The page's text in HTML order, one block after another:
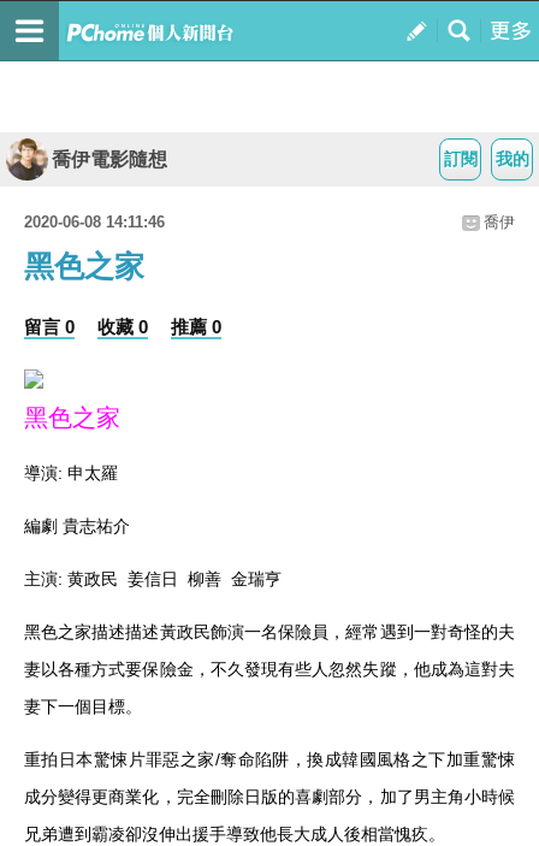
我的
訂閱
喬伊電影隨想
2020-06-08 14:11:46 喬伊
黑色之家
留言 0 收藏 0 推薦 0
黑色之家
導演: 申太羅
編劇 貴志祐介
主演: 黄政民 姜信日 柳善 金瑞亨
黑色之家描述描述黃政民飾演一名保險員，經常遇到一對奇怪的夫
妻以各種方式要保險金，不久發現有些人忽然失蹤，他成為這對夫
妻下一個目標。
重拍日本驚悚片罪惡之家/奪命陷阱，換成韓國風格之下加重驚悚
成分變得更商業化，完全刪除日版的喜劇部分，加了男主角小時候
兄弟遭到霸凌卻沒伸出援手導致他長大成人後相當愧疚。